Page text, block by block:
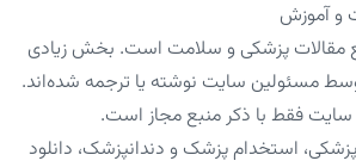
و آموزش
مقالات پزشکی و سلامت است. بخش زیادی
مسئولین سایت نوشته یا ترجمه شده‌اند.
سایت فقط با ذکر منبع مجاز است.
استخدام پزشک و دندانپزشک، دانلود